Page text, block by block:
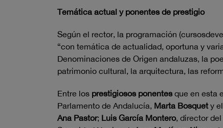
Temática actual y ponentes de prestigio
Según el rector, la programación
“con temática de actualidad, oportuna y
Denominaciones de Origen andaluzas, la
patrimonio cultural, la arquitectura, las
Entre los prestigiosos ponentes que en esta
Parlamento de Andalucía, Marta Bosquety el
Ana Pastor; Luis García Montero, director